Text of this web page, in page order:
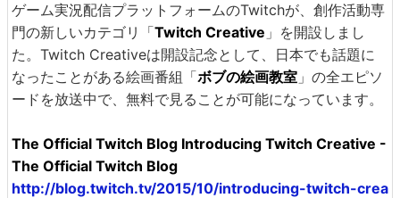
ゲーム実況配信プラットフォームのTwitchが、創作活動専
門の新しいカテゴリ「Twitch Creative 」を開設しまし
た。Twitch Creativeは開設記念として、日本でも話題に
なったことがある絵画番組「ボブの絵画教室 」の全エピソ
ードを放送中で、無料で見ることが可能になっています。
The Official Twitch Blog Introducing Twitch Creative -
The Official Twitch Blog
http://blog.twitch.tv/2015/10/introducing-twitch-crea